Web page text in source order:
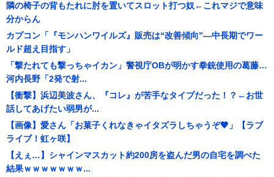
隣の椅子の背もたれに肘を置いてスロット打つ奴←これマジで意味
分からん
カプコン「『モンハンワイルズ』販売は“改善傾向”―中長期でワー
ルド超え目指す」
「撃たれても撃っちゃイカン」警視庁OBが明かす拳銃使用の葛藤…
河内長野「2発で射...
【衝撃】浜辺美波さん、『コレ』が苦手なタイプだった！？←お世
話してあげたい弱男が...
【画像】愛さん「お菓子くれなきゃイタズラしちゃうぞ🧡」【ラブ
ライブ！虹ヶ咲】
【えぇ…】シャインマスカット約200房を盗んだ男の自宅を調べた
結果ｗｗｗｗｗｗｗ...